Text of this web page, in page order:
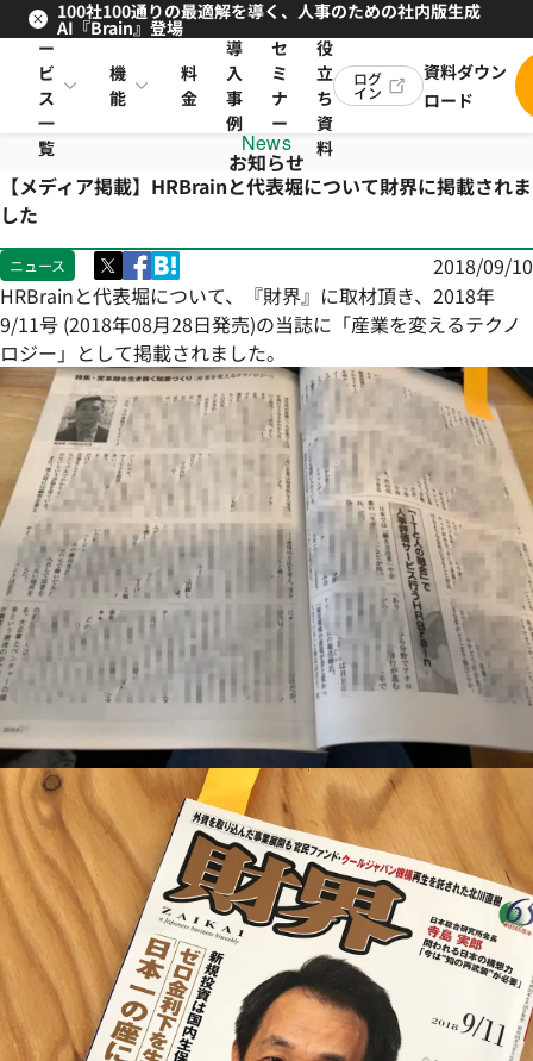
100社100通りの最適解を導く、人事のための社内版生成
AI『Brain』登場
サ
ー
ビ
ス
一
覧
機
能
料
金
導
入
事
例
セ
ミ
ナ
ー
お
役
立
ち
資
料
ログ
イン
資料ダウン
ロード
News
お知らせ
【メディア掲載】HRBrainと代表堀について財界に掲載されま
した
ニュース
2018/09/10
HRBrainと代表堀について、『財界』に取材頂き、2018年
9/11号 (2018年08月28日発売)の当誌に「産業を変えるテクノ
ロジー」として掲載されました。